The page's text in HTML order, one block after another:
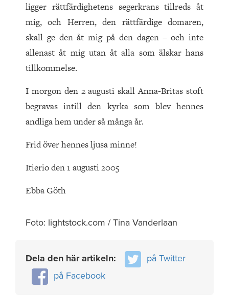
ligger rättfärdighetens segerkrans tillreds åt
mig, och Herren, den rättfärdige domaren,
skall ge den åt mig på den dagen – och inte
allenast åt mig utan åt alla som älskar hans
tillkommelse.
I morgon den 2 augusti skall Anna-Britas stoft
begravas intill den kyrka som blev hennes
andliga hem under så många år.
Frid över hennes ljusa minne!
Itierio den 1 augusti 2005
Ebba Göth
Foto: lightstock.com / Tina Vanderlaan
Dela den här artikeln:
på Twitter
på Facebook